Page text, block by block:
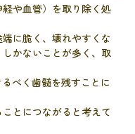
や血管）を取り除く処
に脆く、壊れやすくな
かないことが多く、取
べく歯髄を残すことに
とにつながると考えて